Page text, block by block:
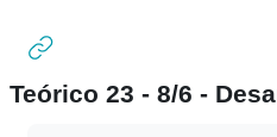
Teórico 23 - 8/6 -